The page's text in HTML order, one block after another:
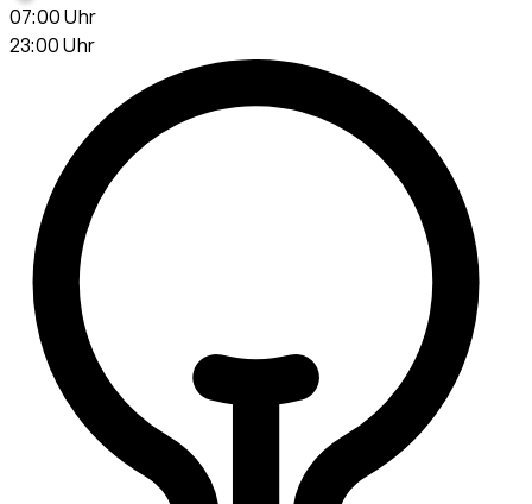
07:00 Uhr
23:00 Uhr